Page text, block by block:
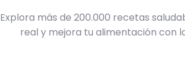
Explora más de 200.000 recetas
real y mejora tu alimentación con